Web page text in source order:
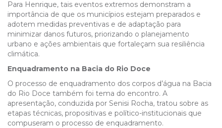
Para Henrique, tais eventos extremos demonstram a
importância de que os municípios estejam preparados e
adotem medidas preventivas e de adaptação para
minimizar danos futuros, priorizando o planejamento
urbano e ações ambientais que fortaleçam sua resiliência
climática.
Enquadramento na Bacia do Rio Doce
O processo de enquadramento dos corpos d’água na Bacia
do Rio Doce também foi tema do encontro. A
apresentação, conduzida por Senisi Rocha, tratou sobre as
etapas técnicas, propositivas e político-institucionais que
compuseram o processo de enquadramento.